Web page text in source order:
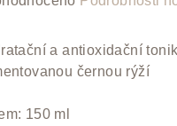
a antioxidační
černou rýží
150 ml